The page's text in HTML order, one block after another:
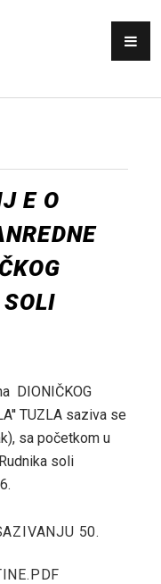
E O
DIONIČKOG
TUZLA saziva se
sa početkom u
soli
50.